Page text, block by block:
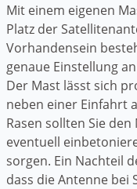
Mit einem eigenen
Platz der
Vorhandensein
genaue Einstellung
Der Mast lässt sich
neben einer Einfahrt
Rasen sollten Sie
eventuell
sorgen. Ein Nachteil
dass die Antenne bei